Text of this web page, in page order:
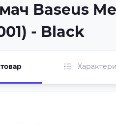
Baseus
- Black